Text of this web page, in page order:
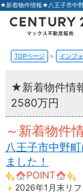
TOPページ インフ
★新着物件情
2580万円
～新着物件
八王子市中野
ました！
POINT
2026年1月末リフ